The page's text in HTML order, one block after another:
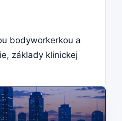
bodyworkerkou a
základy klinickej